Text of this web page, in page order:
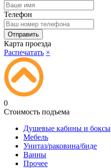
Телефон
Карта проезда
Распечатать ×
0
Стоимость подъема
Душевые кабины и боксы
Мебель
Унитаз/раковина/биде
Ванны
Прочее